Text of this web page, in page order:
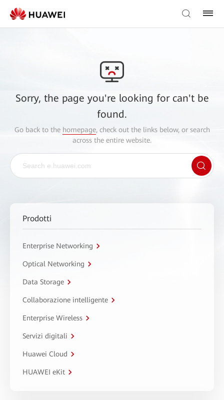
Sorry, the page you're looking for can't be
found.
Go back to the homepage, check out the links below, or search
across the entire website.
Prodotti
Enterprise Networking
Optical Networking
Data Storage
Collaborazione intelligente
Enterprise Wireless
Servizi digitali
Huawei Cloud
HUAWEI eKit